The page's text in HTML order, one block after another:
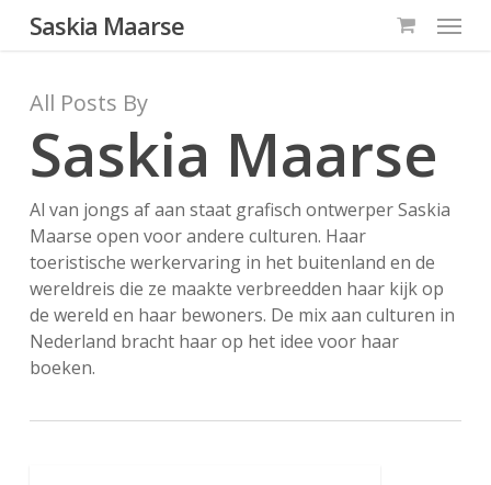
Skip
content
Saskia Maarse Menu
All Posts By
Saskia Maarse
Al van jongs af aan staat grafisch ontwerper Saskia
Maarse open voor andere culturen. Haar
toeristische werkervaring in het buitenland en de
wereldreis die ze maakte verbreedden haar kijk op
de wereld en haar bewoners. De mix aan culturen in
Nederland bracht haar op het idee voor haar
boeken.